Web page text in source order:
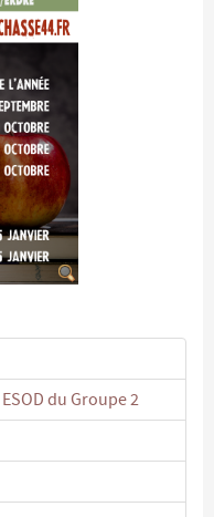
du Groupe 2